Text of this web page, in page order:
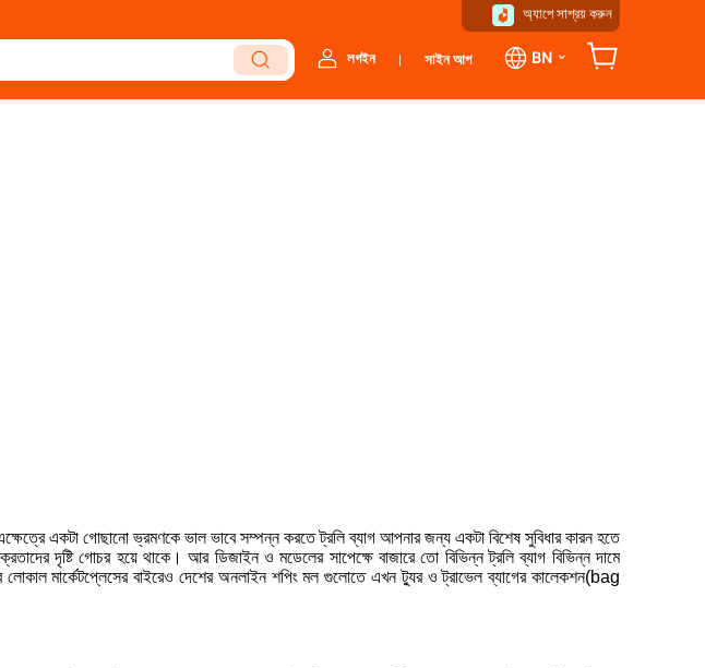
অ্যাপে সাশ্রয় করুন
লগইন | সাইন আপ BN ⌄
একটা গোছানো ভ্রমণকে ভাল ভাবে সম্পন্ন করতে ট্রলি ব্যাগ আপনার জন্য একটা বিশেষ সুবিধার কারন হতে
দৃষ্টি গোচর হয়ে থাকে। আর ডিজাইন ও মডেলের সাপেক্ষে বাজারে তো বিভিন্ন ট্রলি ব্যাগ বিভিন্ন দামে
লোকাল মার্কেটপ্লেসের বাইরেও দেশের অনলাইন শপিং মল গুলোতে এখন ট্যুর ও ট্রাভেল ব্যাগের কালেকশন(bag